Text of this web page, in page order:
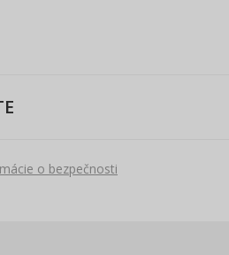
o bezpečnosti